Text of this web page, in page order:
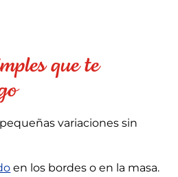
que te
variaciones sin
en los bordes o en la masa.